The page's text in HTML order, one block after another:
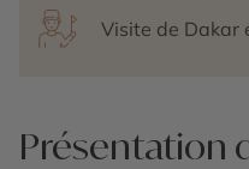
Visite de Dakar
Présentation